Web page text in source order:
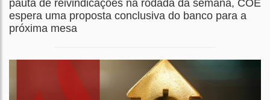
pauta de reivindicações na rodada da semana, COE
espera uma proposta conclusiva do banco para a
próxima mesa